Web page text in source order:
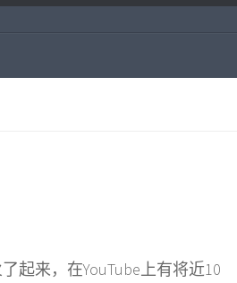
起来，在YouTube上有将近10